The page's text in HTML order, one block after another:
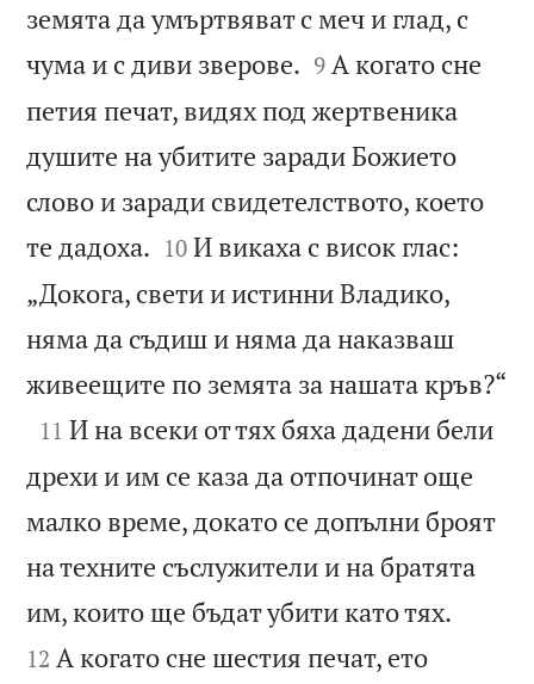
земята да умъртвяват с меч и глад, с
чума и с диви зверове. 

9 А когато сне
петия печат, видях под жертвеника
душите на убитите заради Божието
слово и заради свидетелството, което
те дадоха. 

10 И викаха с висок глас:
„Докога, свети и истинни Владико,
няма да съдиш и няма да наказваш
живеещите по земята за нашата кръв?“

11 И на всеки от тях бяха дадени бели
дрехи и им се каза да отпочинат още
малко време, докато се допълни броят
на техните съслужители и на братята
им, които ще бъдат убити като тях.
12 А когато сне шестия печат, ето